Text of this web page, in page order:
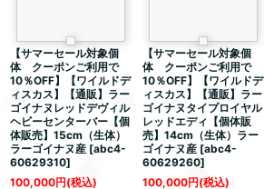
【サマーセール対象個
体 クーポンご利用で
10％OFF】【ワイルドデ
ィスカス】【通販】ラー
ゴイナヌレッドデヴィル
ヘビーセンターバー【個
体販売】15cm（生体）
ラーゴイナヌ産 [abc4-
60629310]
100,000円(税込)
【サマーセール対象個
体 クーポンご利用で
10％OFF】【ワイルドデ
ィスカス】【通販】ラー
ゴイナヌタイプロイヤル
レッドエディ【個体販
売】14cm（生体）ラー
ゴイナヌ産 [abc4-
60629260]
100,000円(税込)